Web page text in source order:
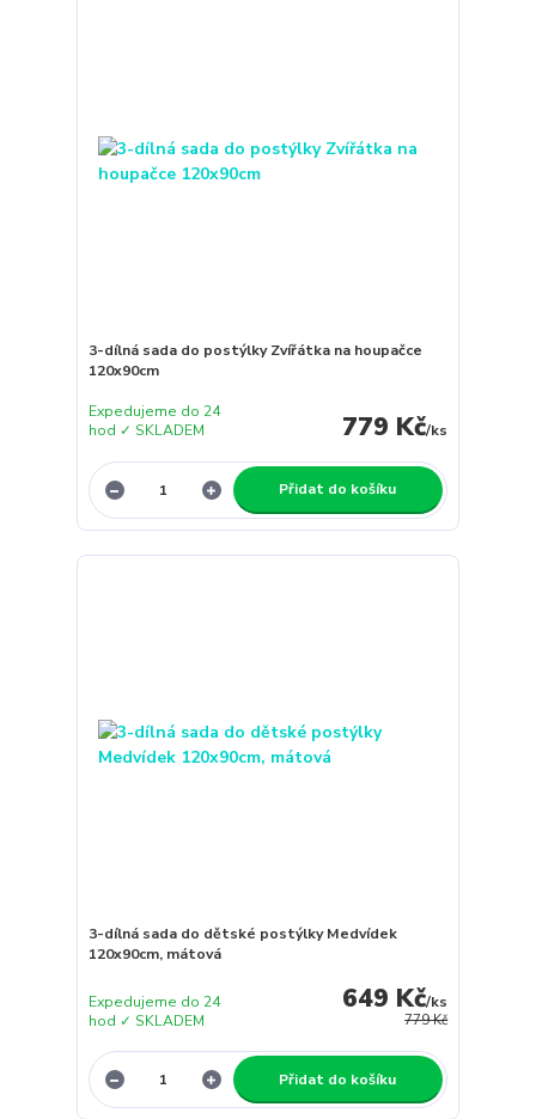
3-dílná sada do postýlky Zvířátka na houpačce
120x90cm
779 Kč/ks
Expedujeme do 24
hod ✓ SKLADEM
Přidat do košíku
3-dílná sada do dětské postýlky Medvídek
120x90cm, mátová
779 Kč
649 Kč/ks
Expedujeme do 24
hod ✓ SKLADEM
Přidat do košíku